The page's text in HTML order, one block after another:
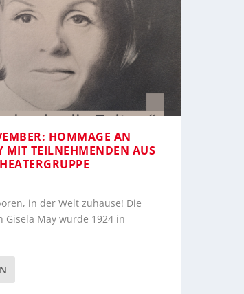
HOMMAGE AN
MIT TEILNEHMENDEN AUS
in der Welt zuhause! Die
Gisela May wurde 1924 in